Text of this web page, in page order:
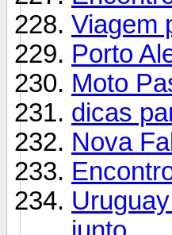
Viagem
Porto
Moto
dicas
Nova